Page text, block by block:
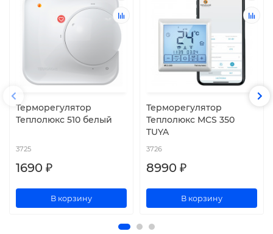
Терморегулятор
Теплолюкс 510 белый
3725
1690 ₽
В корзину
Терморегулятор
Теплолюкс MCS 350
TUYA
3726
8990 ₽
В корзину